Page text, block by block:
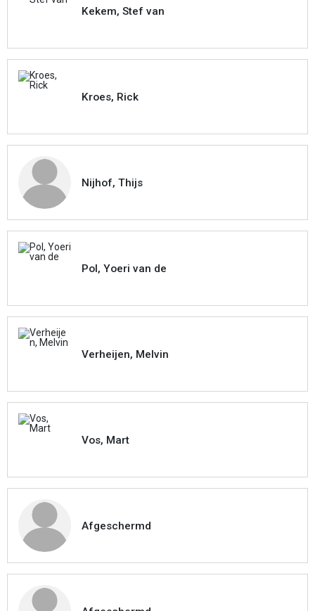
Kekem, Stef van
Kroes, Rick
Nijhof, Thijs
Pol, Yoeri van de
Verheijen, Melvin
Vos, Mart
Afgeschermd